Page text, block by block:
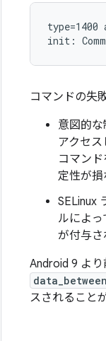
init:
コマンドの失
意図的
アクセ
コマン
定性が損
SELinux
ルによ
が付与さ
Android 9 よ
スされること